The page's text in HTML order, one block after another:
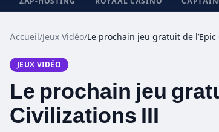
Accueil/Jeux Vidéo/
JEUX VIDÉO
Le prochain jeu
Civilizations III